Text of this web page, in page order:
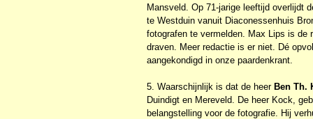
Mansveld. Op 71-jarige leeftijd overlijdt
te Westduin vanuit Diaconessenhuis
fotografen te vermelden. Max Lips is de
draven. Meer redactie is er niet. Dé
aangekondigd in onze paardenkrant.
5. Waarschijnlijk is dat de heer Ben Th.
Duindigt en Mereveld. De heer Kock,
belangstelling voor de fotografie. Hij